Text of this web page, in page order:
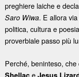
preghiere laiche e
Saro Wiwa. E allora
politica, cultura e
proverbiale passo più
Perché, beninteso,